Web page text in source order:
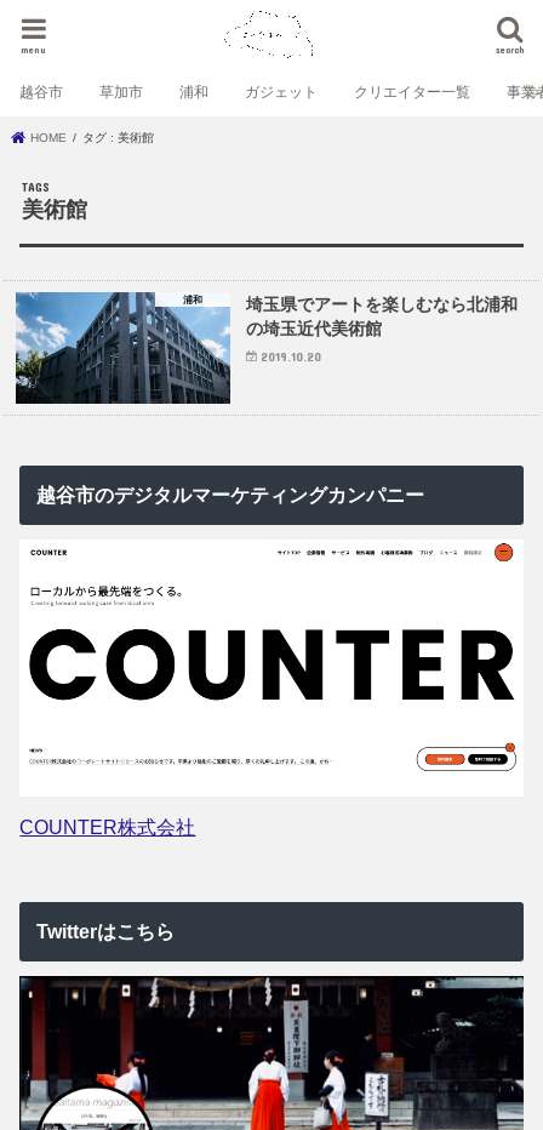
search
menu
越谷市 草加市 浦和 ガジェット クリエイター一覧 事業
HOME タグ : 美術館
美術館
浦和
埼玉県でアートを楽しむなら北浦和
の埼玉近代美術館
2019.10.20
越谷市のデジタルマーケティングカンパニー
COUNTER株式会社
Twitterはこちら